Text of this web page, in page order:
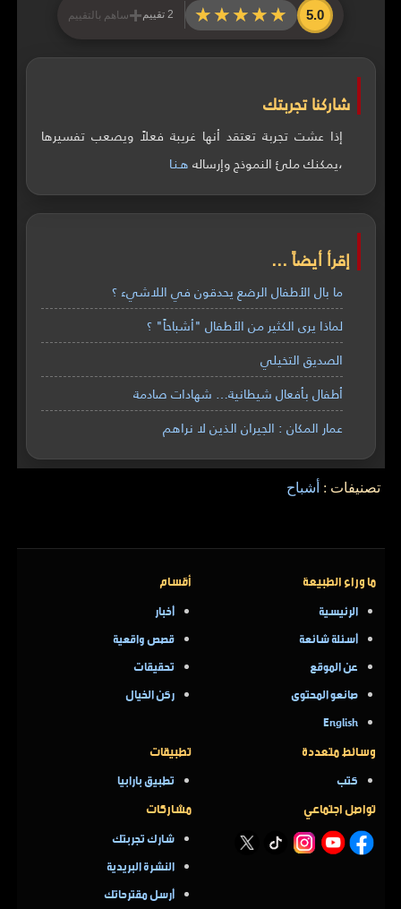
5.0
★★★★★
★★★★★ 2 تقييم +ساهم بالتقييم
شاركنا تجربتك
إذا عشت تجربة تعتقد أنها غريبة فعلاً ويصعب تفسيرها
،يمكنك ملئ النموذج وإرسالههـنـا
إقرأ أيضاً ...
ما بال الأطفال الرضع يحدقون في اللاشيء ؟
لماذا يرى الكثير من الأطفال "أشباحاً" ؟
الصديق التخيلي
أطفال بأفعال شيطانية… شهادات صادمة
عمار المكان : الجيران الذين لا نراهم
تصنيفات : أشباح
ما وراء الطبيعة
الرئيسية
أسئلة شائعة
عن الموقع
صانعو المحتوى
English
أقسام
أخبار
قصص واقعية
تحقيقات
ركن الخيال
وسائط متعددة
كتب
تطبيقات
تطبيق بارابيا
تواصل اجتماعي مشاركات
شارك تجربتك
النشرة البريدية
أرسل مقترحاتك